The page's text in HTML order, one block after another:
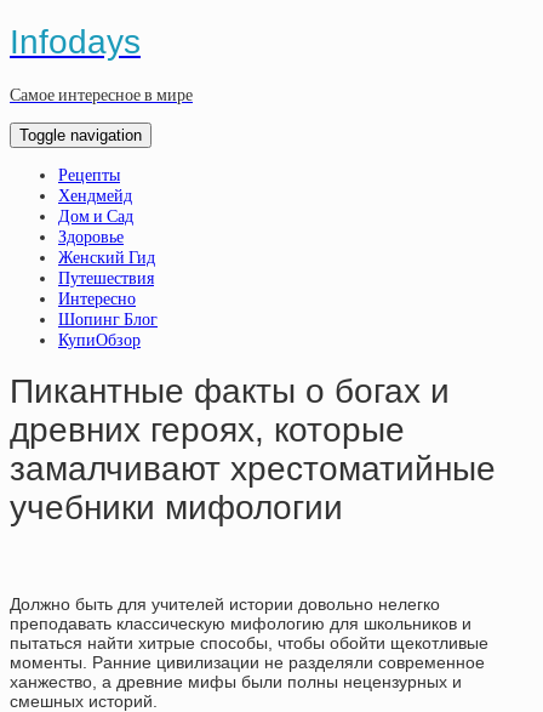
Infodays
Самое интересное в мире
Toggle navigation
Рецепты
Хендмейд
Дом и Сад
Здоровье
Женский Гид
Путешествия
Интересно
Шопинг Блог
КупиОбзор
Пикантные факты о богах и
древних героях, которые
замалчивают хрестоматийные
учебники мифологии
Должно быть для учителей истории довольно нелегко
преподавать классическую мифологию для школьников и
пытаться найти хитрые способы, чтобы обойти щекотливые
моменты. Ранние цивилизации не разделяли современное
ханжество, а древние мифы были полны нецензурных и
смешных историй.